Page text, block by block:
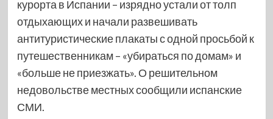
курорта в Испании – изрядно устали от толп
отдыхающих и начали развешивать
антитуристические плакаты с одной просьбой к
путешественникам – «убираться по домам» и
«больше не приезжать». О решительном
недовольстве местных сообщили испанские
СМИ.